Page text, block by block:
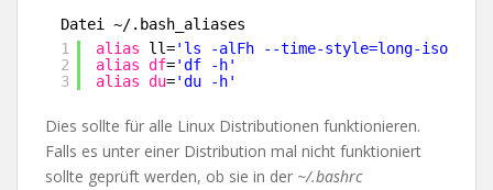
Datei ~/.bash_aliases
1
2
3
alias ll='ls -alFh --time-style=long-iso'
alias
df='df -h'
alias
du='du -h'
Dies sollte für alle Linux Distributionen funktionieren.
Falls es unter einer Distribution mal nicht funktioniert
sollte geprüft werden, ob sie in der ~/.bashrc